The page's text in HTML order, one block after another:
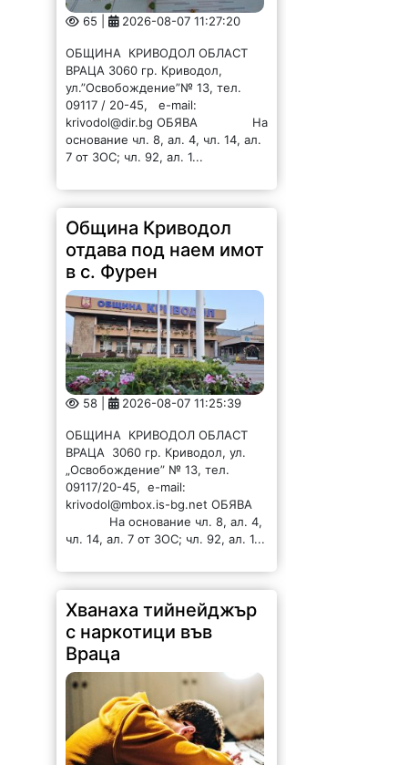
65 | 2026-08-07 11:27:20
ОБЩИНА КРИВОДОЛ ОБЛАСТ
ВРАЦА 3060 гр. Криводол,
ул.”Освобождение”№ 13, тел.
09117 / 20-45, e-mail:
krivodol@dir.bg ОБЯВА На
основание чл. 8, ал. 4, чл. 14, ал.
7 от ЗОС; чл. 92, ал. 1...
Община Криводол
отдава под наем имот
в с. Фурен
58 | 2026-08-07 11:25:39
ОБЩИНА КРИВОДОЛ ОБЛАСТ
ВРАЦА 3060 гр. Криводол, ул.
„Освобождение” № 13, тел.
09117/20-45, e-mail:
krivodol@mbox.is-bg.net ОБЯВА
На основание чл. 8, ал. 4,
чл. 14, ал. 7 от ЗОС; чл. 92, ал. 1...
Хванаха тийнейджър
с наркотици във
Враца